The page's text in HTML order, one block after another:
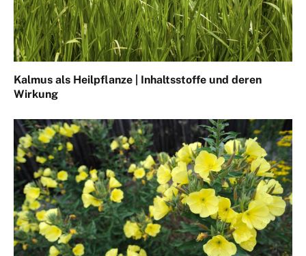
Kalmus als Heilpflanze | Inhaltsstoffe und deren
Wirkung